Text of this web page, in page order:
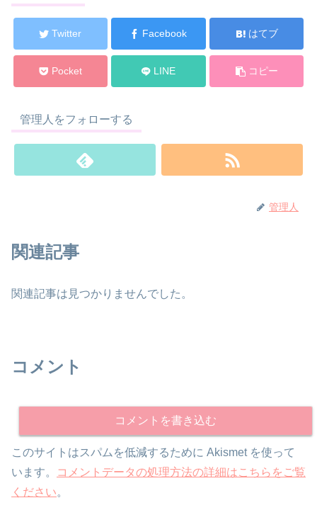
Twitter Facebook はてブ
Pocket LINE コピー
管理人をフォローする
管理人
関連記事
関連記事は見つかりませんでした。
コメント
コメントを書き込む
このサイトはスパムを低減するために Akismet を使って
います。
コメントデータの処理方法の詳細はこちらをご覧
ください。